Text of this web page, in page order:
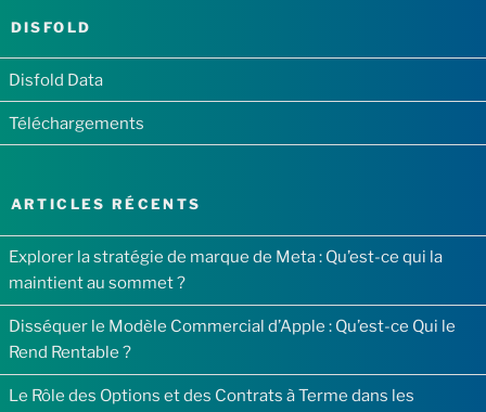
DISFOLD
Disfold Data
Téléchargements
ARTICLES RÉCENTS
Explorer la stratégie de marque de Meta : Qu’est-ce qui la
maintient au sommet ?
Disséquer le Modèle Commercial d’Apple : Qu’est-ce Qui le
Rend Rentable ?
Le Rôle des Options et des Contrats à Terme dans les